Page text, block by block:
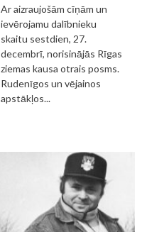
Ar aizraujošām cīņām un
ievērojamu dalībnieku
skaitu sestdien, 27.
decembrī, norisinājās Rīgas
ziemas kausa otrais posms.
Rudenīgos un vējainos
apstākļos...